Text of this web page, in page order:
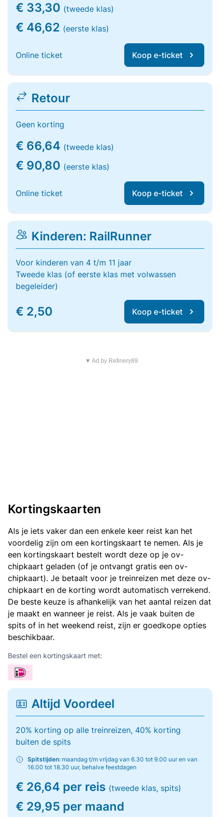
€ 33,30 (tweede klas)
€ 46,62 (eerste klas)
Online ticket Koop e-ticket
Retour
Geen korting
€ 66,64 (tweede klas)
€ 90,80 (eerste klas)
Online ticket Koop e-ticket
Kinderen: RailRunner
Voor kinderen van 4 t/m 11 jaar
Tweede klas (of eerste klas met volwassen
begeleider)
€ 2,50 Koop e-ticket
▼ Ad by Refinery89
Kortingskaarten
Als je iets vaker dan een enkele keer reist kan het
voordelig zijn om een kortingskaart te nemen. Als je
een kortingskaart bestelt wordt deze op je ov-
chipkaart geladen (of je ontvangt gratis een ov-
chipkaart). Je betaalt voor je treinreizen met deze ov-
chipkaart en de korting wordt automatisch verrekend.
De beste keuze is afhankelijk van het aantal reizen dat
je maakt en wanneer je reist. Als je vaak buiten de
spits of in het weekend reist, zijn er goedkope opties
beschikbaar.
Bestel een kortingskaart met:
Altijd Voordeel
20% korting op alle treinreizen, 40% korting
buiten de spits
Spitstijden: maandag t/m vrijdag van 6.30 tot 9.00 uur en van
16.00 tot 18.30 uur, behalve feestdagen
€ 26,64 per reis (tweede klas, spits)
€ 29,95 per maand